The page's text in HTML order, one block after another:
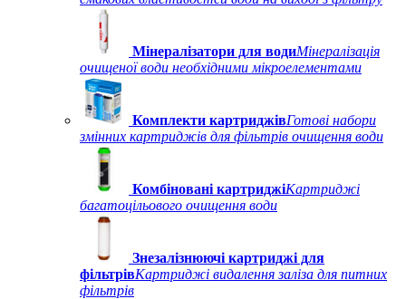
Мінералізатори для водиМінералізація
очищеної води необхідними мікроелементами
Комплекти картриджівГотові набори
змінних картриджів для фільтрів очищення води
Комбіновані картриджіКартриджі
багатоцільового очищення води
Знезалізнюючі картриджі для
фільтрівКартриджі видалення заліза для питних
фільтрів